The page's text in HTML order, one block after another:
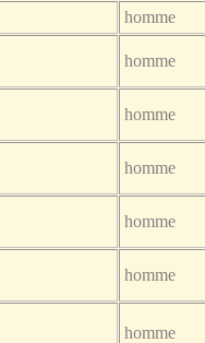
homme
homme
homme
homme
homme
homme
homme